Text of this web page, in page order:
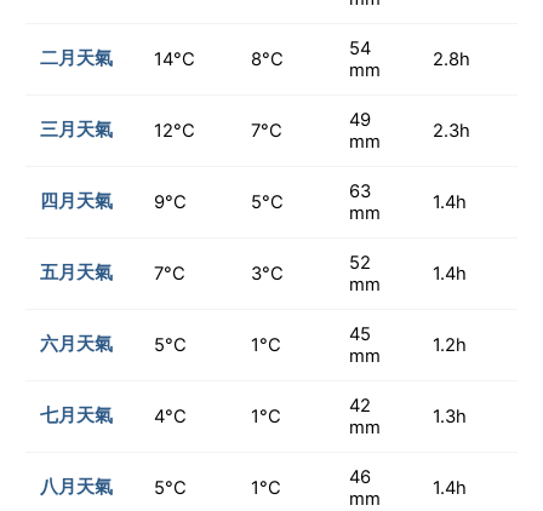
二月天氣 14°C 8°C
54
mm
2.8h
三月天氣 12°C 7°C
49
mm
2.3h
四月天氣 9°C 5°C
63
mm
1.4h
五月天氣 7°C 3°C
52
mm
1.4h
六月天氣 5°C 1°C
45
mm
1.2h
七月天氣 4°C 1°C
42
mm
1.3h
八月天氣 5°C 1°C
46
mm
1.4h